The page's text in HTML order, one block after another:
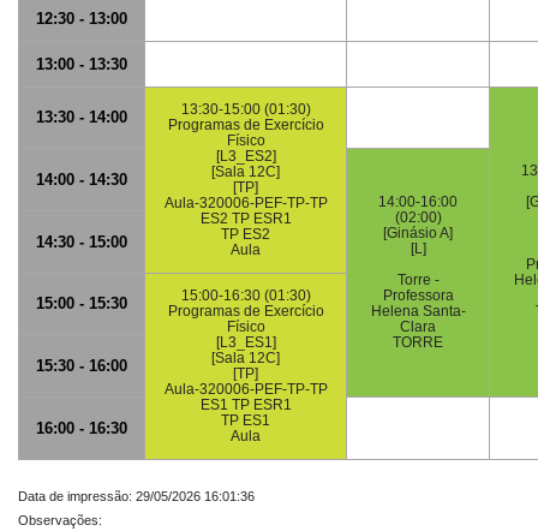
12:30 - 13:00
13:00 - 13:30
13:30 - 14:00
13:30-15:00 (01:30)
Programas de Exercício
Físico
[L3_ES2]
[Sala 12C]
[TP]
Aula-320006-PEF-TP-TP
ES2 TP ESR1
TP ES2
Aula
14:00 - 14:30
14:00-16:00
(02:00)
[Ginásio A]
[L]
Torre -
Professora
Helena Santa-
Clara
TORRE
14:30 - 15:00
15:00 - 15:30
15:00-16:30 (01:30)
Programas de Exercício
Físico
[L3_ES1]
[Sala 12C]
[TP]
Aula-320006-PEF-TP-TP
ES1 TP ESR1
TP ES1
Aula
15:30 - 16:00
16:00 - 16:30
Data de impressão: 29/05/2026 16:01:36
Observações: